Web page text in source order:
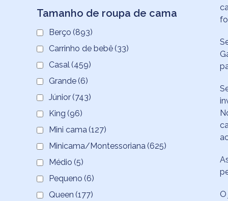
Tamanho de roupa de cama
Berço (893)
Carrinho de bebê (33)
Casal (459)
Grande (6)
Júnior (743)
King (96)
Mini cama (127)
Minicama/Montessoriana (625)
Médio (5)
Pequeno (6)
Queen (177)